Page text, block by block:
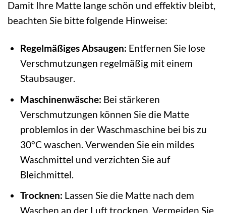
Damit Ihre Matte lange schön und effektiv bleibt,
beachten Sie bitte folgende Hinweise:
Regelmäßiges Absaugen: Entfernen Sie lose
Verschmutzungen regelmäßig mit einem
Staubsauger.
Maschinenwäsche: Bei stärkeren
Verschmutzungen können Sie die Matte
problemlos in der Waschmaschine bei bis zu
30°C waschen. Verwenden Sie ein mildes
Waschmittel und verzichten Sie auf
Bleichmittel.
Trocknen: Lassen Sie die Matte nach dem
Waschen an der Luft trocknen. Vermeiden Sie